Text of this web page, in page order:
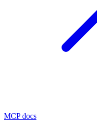
MCP docs